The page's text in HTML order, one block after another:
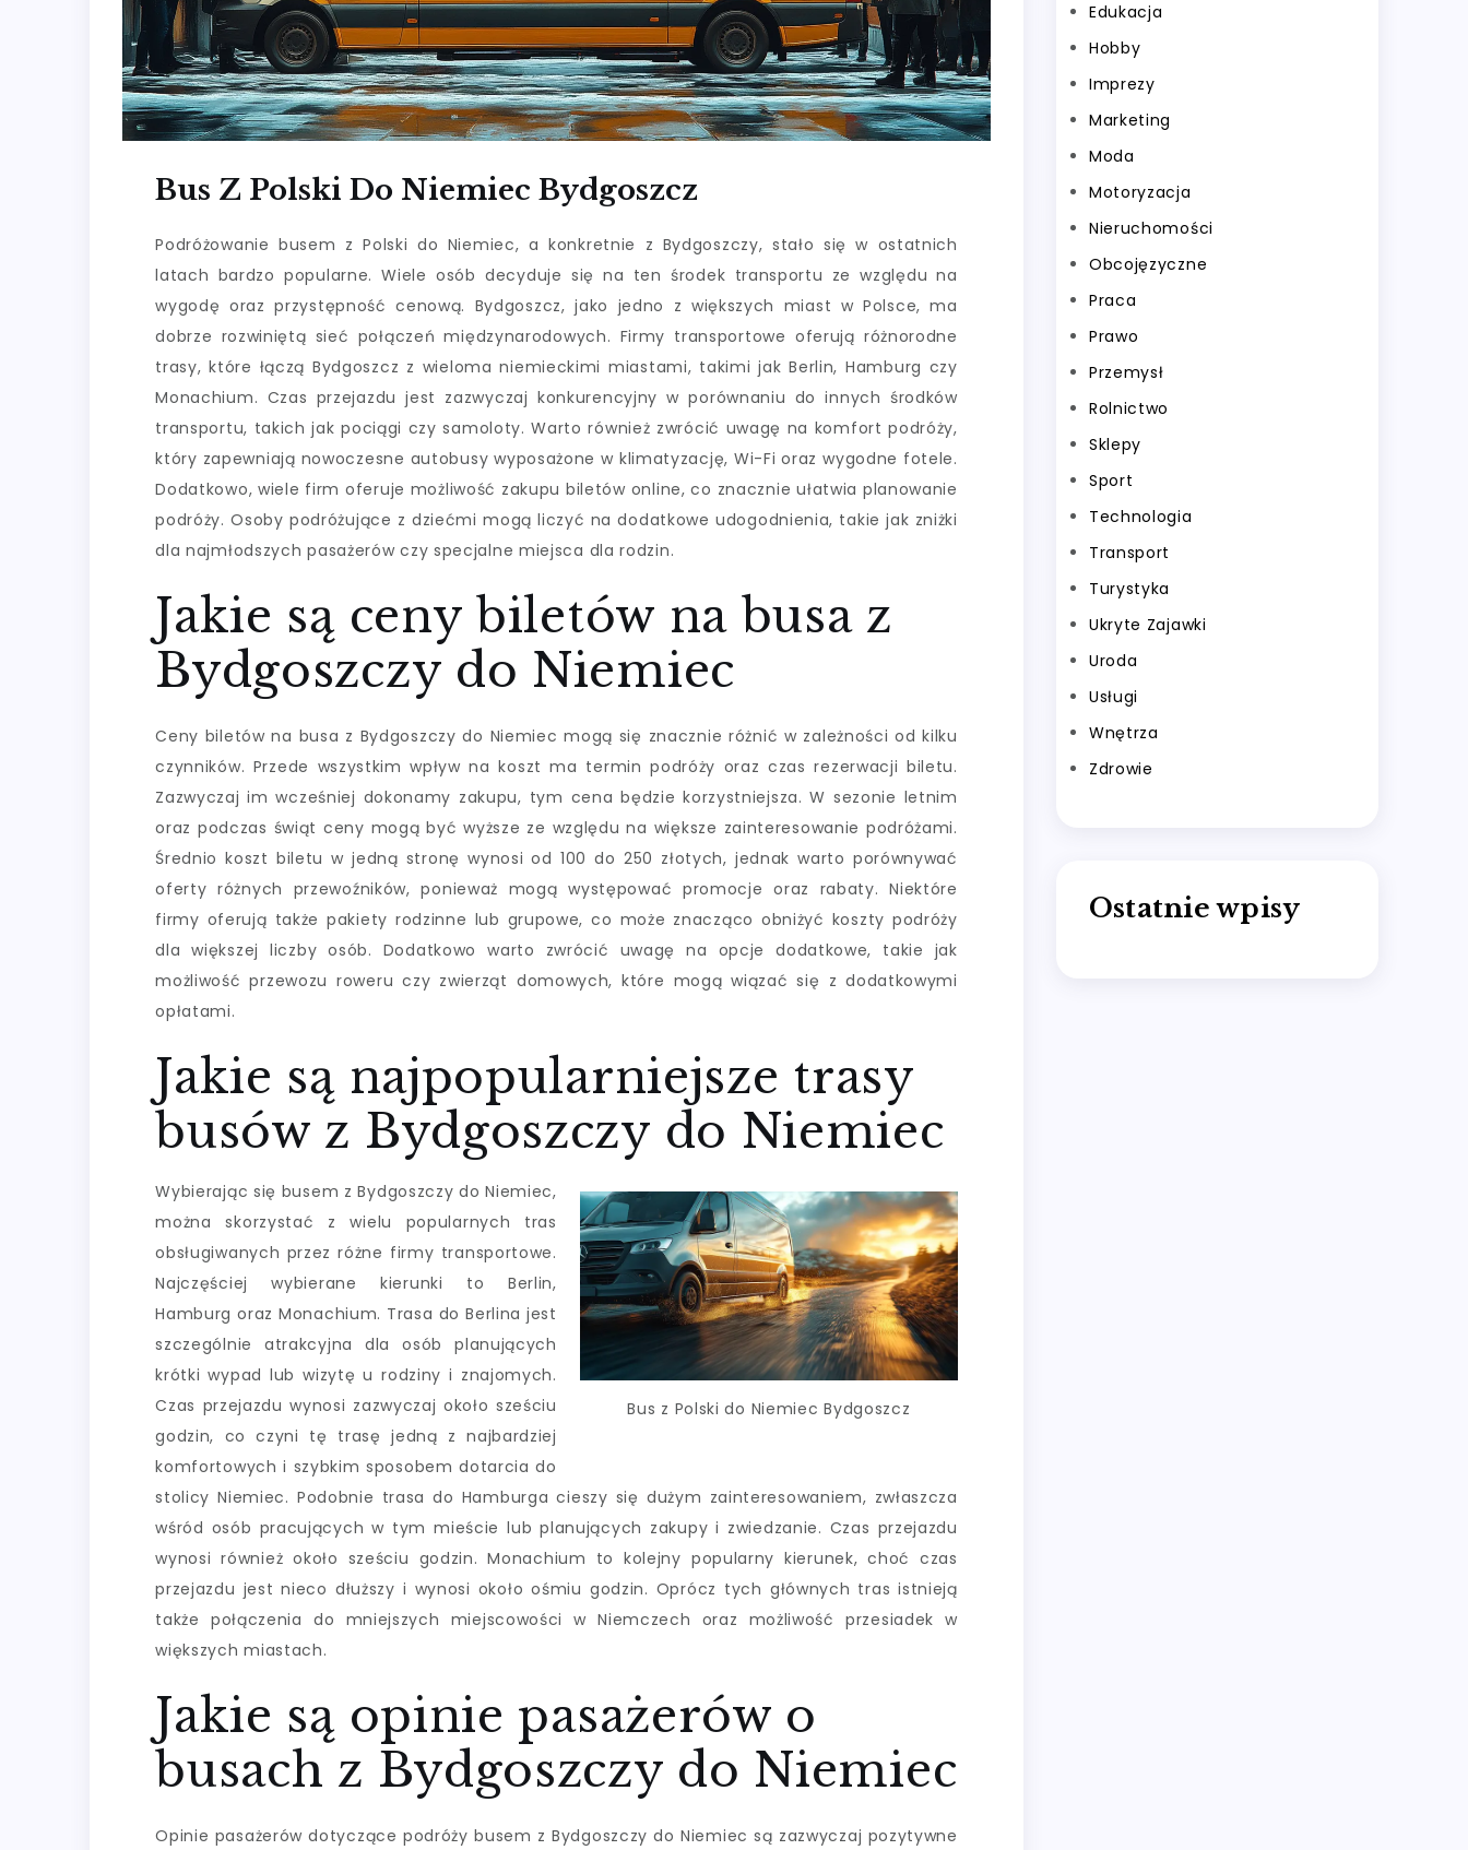
Bus Z Polski Do Niemiec Bydgoszcz
Podróżowanie busem z Polski do Niemiec, a konkretnie z Bydgoszczy, stało się w ostatnich
latach bardzo popularne. Wiele osób decyduje się na ten środek transportu ze względu na
wygodę oraz przystępność cenową. Bydgoszcz, jako jedno z większych miast w Polsce, ma
dobrze rozwiniętą sieć połączeń międzynarodowych. Firmy transportowe oferują różnorodne
trasy, które łączą Bydgoszcz z wieloma niemieckimi miastami, takimi jak Berlin, Hamburg czy
Monachium. Czas przejazdu jest zazwyczaj konkurencyjny w porównaniu do innych środków
transportu, takich jak pociągi czy samoloty. Warto również zwrócić uwagę na komfort podróży,
który zapewniają nowoczesne autobusy wyposażone w klimatyzację, Wi-Fi oraz wygodne fotele.
Dodatkowo, wiele firm oferuje możliwość zakupu biletów online, co znacznie ułatwia planowanie
podróży. Osoby podróżujące z dziećmi mogą liczyć na dodatkowe udogodnienia, takie jak zniżki
dla najmłodszych pasażerów czy specjalne miejsca dla rodzin.
Jakie są ceny biletów na busa z
Bydgoszczy do Niemiec
Ceny biletów na busa z Bydgoszczy do Niemiec mogą się znacznie różnić w zależności od kilku
czynników. Przede wszystkim wpływ na koszt ma termin podróży oraz czas rezerwacji biletu.
Zazwyczaj im wcześniej dokonamy zakupu, tym cena będzie korzystniejsza. W sezonie letnim
oraz podczas świąt ceny mogą być wyższe ze względu na większe zainteresowanie podróżami.
Średnio koszt biletu w jedną stronę wynosi od 100 do 250 złotych, jednak warto porównywać
oferty różnych przewoźników, ponieważ mogą występować promocje oraz rabaty. Niektóre
firmy oferują także pakiety rodzinne lub grupowe, co może znacząco obniżyć koszty podróży
dla większej liczby osób. Dodatkowo warto zwrócić uwagę na opcje dodatkowe, takie jak
możliwość przewozu roweru czy zwierząt domowych, które mogą wiązać się z dodatkowymi
opłatami.
Jakie są najpopularniejsze trasy
busów z Bydgoszczy do Niemiec
Bus z Polski do Niemiec Bydgoszcz
Wybierając się busem z Bydgoszczy do Niemiec,
można skorzystać z wielu popularnych tras
obsługiwanych przez różne firmy transportowe.
Najczęściej wybierane kierunki to Berlin,
Hamburg oraz Monachium. Trasa do Berlina jest
szczególnie atrakcyjna dla osób planujących
krótki wypad lub wizytę u rodziny i znajomych.
Czas przejazdu wynosi zazwyczaj około sześciu
godzin, co czyni tę trasę jedną z najbardziej
komfortowych i szybkim sposobem dotarcia do
stolicy Niemiec. Podobnie trasa do Hamburga cieszy się dużym zainteresowaniem, zwłaszcza
wśród osób pracujących w tym mieście lub planujących zakupy i zwiedzanie. Czas przejazdu
wynosi również około sześciu godzin. Monachium to kolejny popularny kierunek, choć czas
przejazdu jest nieco dłuższy i wynosi około ośmiu godzin. Oprócz tych głównych tras istnieją
także połączenia do mniejszych miejscowości w Niemczech oraz możliwość przesiadek w
większych miastach.
Jakie są opinie pasażerów o
busach z Bydgoszczy do Niemiec
Opinie pasażerów dotyczące podróży busem z Bydgoszczy do Niemiec są zazwyczaj pozytywne
Edukacja
Hobby
Imprezy
Marketing
Moda
Motoryzacja
Nieruchomości
Obcojęzyczne
Praca
Prawo
Przemysł
Rolnictwo
Sklepy
Sport
Technologia
Transport
Turystyka
Ukryte Zajawki
Uroda
Usługi
Wnętrza
Zdrowie
Ostatnie wpisy